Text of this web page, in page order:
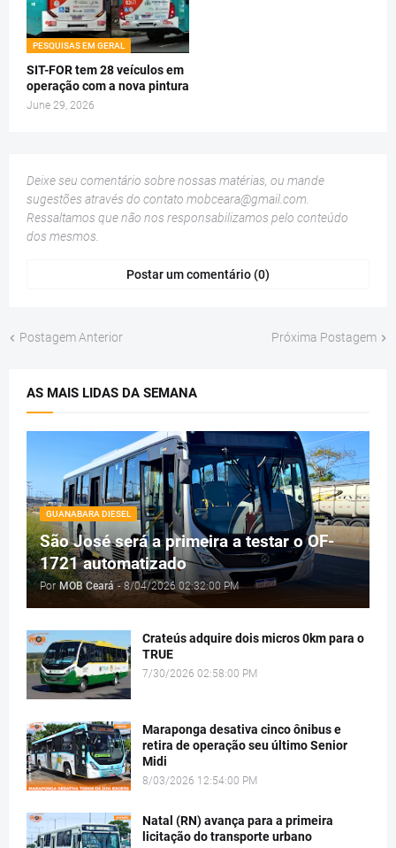
PESQUISAS EM GERAL
SIT-FOR tem 28 veículos em
operação com a nova pintura
June 29, 2026
Deixe seu comentário sobre nossas matérias, ou mande
sugestões através do contato mobceara@gmail.com
Ressaltamos que não nos responsabilizamos pelo conteúdo
dos mesmos.
Postar um comentário (0)
Postagem Anterior Próxima Postagem
AS MAIS LIDAS DA SEMANA
GUANABARA DIESEL
São José será a primeira a testar o OF-
1721 automatizado
Por MOB Ceará - 8/04/2026 02:32:00 PM
Crateús adquire dois micros 0km para o
TRUE
7/30/2026 02:58:00 PM
Maraponga desativa cinco ônibus e
retira de operação seu último Senior
Midi
8/03/2026 12:54:00 PM
Natal (RN) avança para a primeira
licitação do transporte urbano